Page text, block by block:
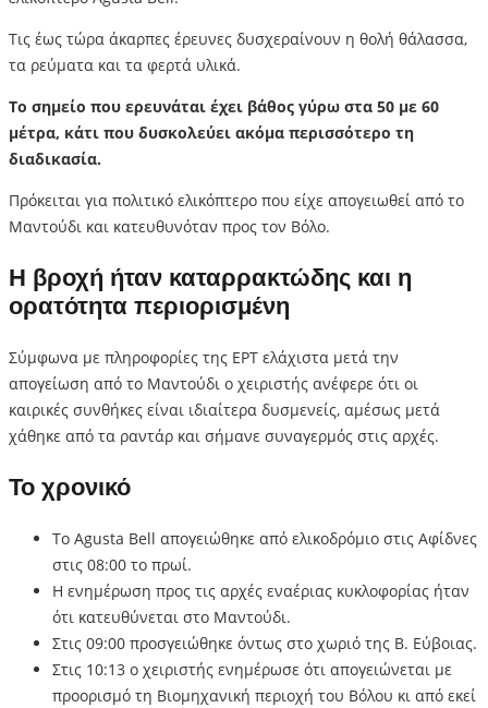
Τις έως τώρα άκαρπες έρευνες δυσχεραίνουν η θολή θάλασσα,
τα ρεύματα και τα φερτά υλικά.
Το σημείο που ερευνάται έχει βάθος γύρω στα 50 με 60
μέτρα, κάτι που δυσκολεύει ακόμα περισσότερο τη
διαδικασία.
Πρόκειται για πολιτικό ελικόπτερο που είχε απογειωθεί από το
Μαντούδι και κατευθυνόταν προς τον Βόλο.
Η βροχή ήταν καταρρακτώδης και η
ορατότητα περιορισμένη
Σύμφωνα με πληροφορίες της ΕΡΤ ελάχιστα μετά την
απογείωση από το Μαντούδι ο χειριστής ανέφερε ότι οι
καιρικές συνθήκες είναι ιδιαίτερα δυσμενείς, αμέσως μετά
χάθηκε από τα ραντάρ και σήμανε συναγερμός στις αρχές.
Το χρονικό
Το Agusta Bell απογειώθηκε από ελικοδρόμιο στις Αφίδνες
στις 08:00 το πρωί.
Η ενημέρωση προς τις αρχές εναέριας κυκλοφορίας ήταν
ότι κατευθύνεται στο Μαντούδι.
Στις 09:00 προσγειώθηκε όντως στο χωριό της Β. Εύβοιας.
Στις 10:13 ο χειριστής ενημέρωσε ότι απογειώνεται με
προορισμό τη Βιομηχανική περιοχή του Βόλου κι από εκεί